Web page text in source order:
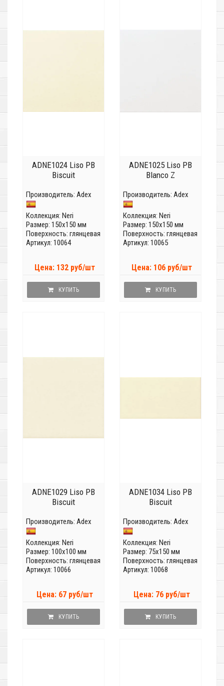
ADNE1024 Liso PB
Biscuit
Производитель: Adex
Коллекция: Neri
Размер: 150x150 мм
Поверхность: глянцевая
Артикул: 10064
Цена: 132 руб/шт
КУПИТЬ
ADNE1025 Liso PB
Blanco Z
Производитель: Adex
Коллекция: Neri
Размер: 150x150 мм
Поверхность: глянцевая
Артикул: 10065
Цена: 106 руб/шт
КУПИТЬ
ADNE1029 Liso PB
Biscuit
Производитель: Adex
Коллекция: Neri
Размер: 100x100 мм
Поверхность: глянцевая
Артикул: 10066
Цена: 67 руб/шт
КУПИТЬ
ADNE1034 Liso PB
Biscuit
Производитель: Adex
Коллекция: Neri
Размер: 75x150 мм
Поверхность: глянцевая
Артикул: 10068
Цена: 76 руб/шт
КУПИТЬ